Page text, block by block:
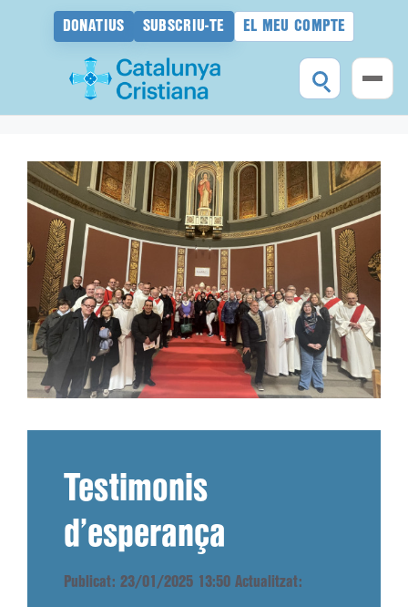
DONATIUS SUBSCRIU-TE EL MEU COMPTE
contingut
Testimonis
d’esperança
Publicat: 23/01/2025 13:50 Actualitzat: